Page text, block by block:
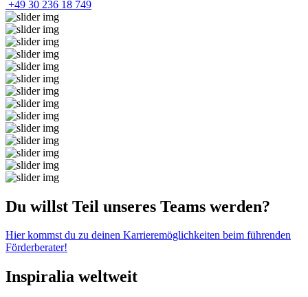
+49 30 236 18 749
Du willst Teil unseres Teams werden?
Hier kommst du zu deinen Karrieremöglichkeiten beim führenden
Förderberater!
Inspiralia weltweit